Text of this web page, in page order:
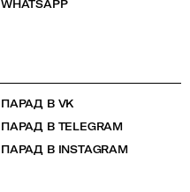
WHATSAPP
ПАРАД В VK
ПАРАД В TELEGRAM
ПАРАД В INSTAGRAM